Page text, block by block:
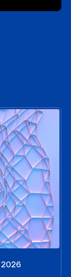
2026